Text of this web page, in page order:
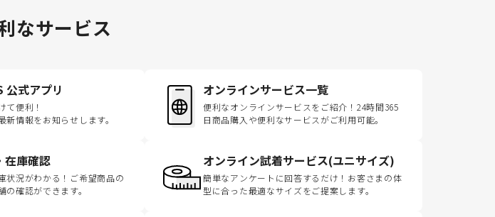
なサービス
公式アプリ
て便利！
新情報をお知らせします。
オンラインサービス一覧
便利なオンラインサービスをご紹介！24時間365
日商品購入や便利なサービスがご利用可能。
在庫確認
状況がわかる！ご希望商品の
確認ができます。
オンライン試着サービス(ユニサイズ)
簡単なアンケートに回答するだけ！お客さまの体
型に合った最適なサイズをご提案します。